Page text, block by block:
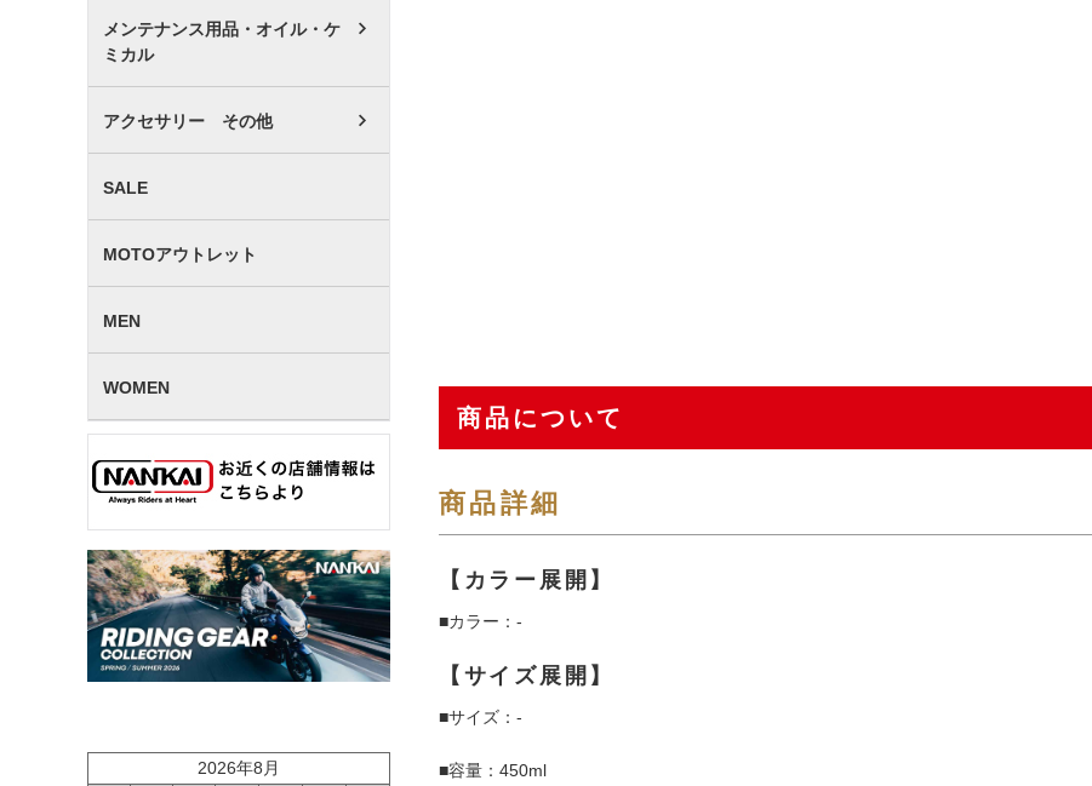
メンテナンス用品・オイル・ケ
ミカル
アクセサリー その他
SALE
MOTOアウトレット
MEN
WOMEN
2026年8月
商品について
商品詳細
【カラー展開】
■カラー：-
【サイズ展開】
■サイズ：-
■容量：450ml